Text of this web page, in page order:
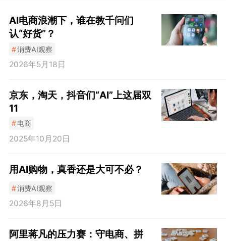
AI电商浪潮下，谁在教千问们
认“好货”？
#消费AI观察
2026年5月18日
京东，淘天，抖音们“AI”上这届双
11
#电商
2025年10月20日
用AI购物，真香还是大可不必？
#消费AI观察
2026年8月5日
阿里蒋凡的压力赛：守电商、拼